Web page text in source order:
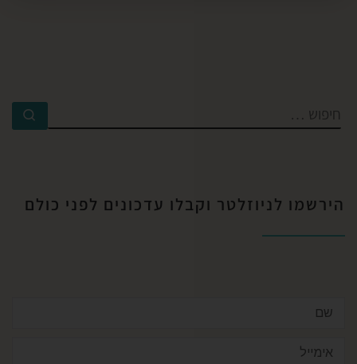
הירשמו לניוזלטר וקבלו עדכונים לפני כולם​